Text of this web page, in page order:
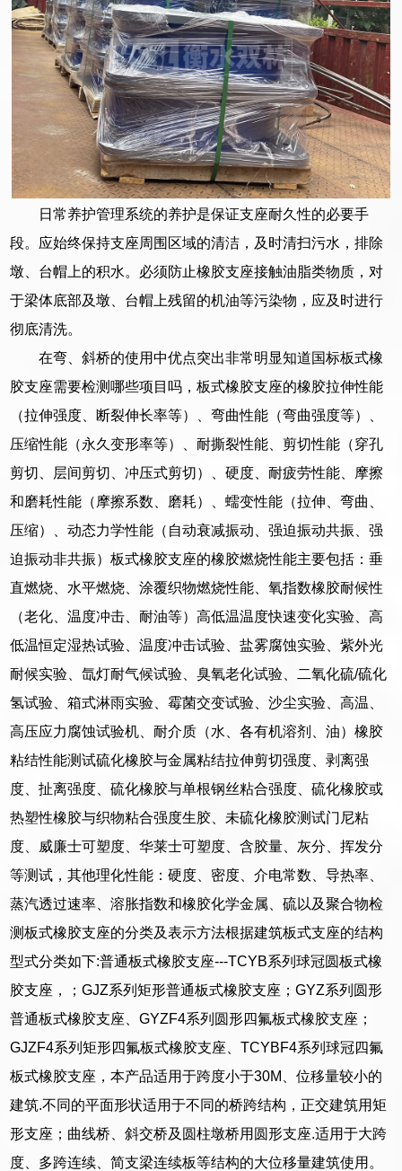
日常养护管理系统的养护是保证支座耐久性的必要手
段。应始终保持支座周围区域的清洁，及时清扫污水，排除
墩、台帽上的积水。必须防止橡胶支座接触油脂类物质，对
于梁体底部及墩、台帽上残留的机油等污染物，应及时进行
彻底清洗。
在弯、斜桥的使用中优点突出非常明显知道国标板式橡
胶支座需要检测哪些项目吗，板式橡胶支座的橡胶拉伸性能
（拉伸强度、断裂伸长率等）、弯曲性能（弯曲强度等）、
压缩性能（永久变形率等）、耐撕裂性能、剪切性能（穿孔
剪切、层间剪切、冲压式剪切）、硬度、耐疲劳性能、摩擦
和磨耗性能（摩擦系数、磨耗）、蠕变性能（拉伸、弯曲、
压缩）、动态力学性能（自动衰减振动、强迫振动共振、强
迫振动非共振）板式橡胶支座的橡胶燃烧性能主要包括：垂
直燃烧、水平燃烧、涂覆织物燃烧性能、氧指数橡胶耐候性
（老化、温度冲击、耐油等）高低温温度快速变化实验、高
低温恒定湿热试验、温度冲击试验、盐雾腐蚀实验、紫外光
耐候实验、氙灯耐气候试验、臭氧老化试验、二氧化硫/硫化
氢试验、箱式淋雨实验、霉菌交变试验、沙尘实验、高温、
高压应力腐蚀试验机、耐介质（水、各有机溶剂、油）橡胶
粘结性能测试硫化橡胶与金属粘结拉伸剪切强度、剥离强
度、扯离强度、硫化橡胶与单根钢丝粘合强度、硫化橡胶或
热塑性橡胶与织物粘合强度生胶、未硫化橡胶测试门尼粘
度、威廉士可塑度、华莱士可塑度、含胶量、灰分、挥发分
等测试，其他理化性能：硬度、密度、介电常数、导热率、
蒸汽透过速率、溶胀指数和橡胶化学金属、硫以及聚合物检
测板式橡胶支座的分类及表示方法根据建筑板式支座的结构
型式分类如下:普通板式橡胶支座---TCYB系列球冠圆板式橡
胶支座，；GJZ系列矩形普通板式橡胶支座；GYZ系列圆形
普通板式橡胶支座、GYZF4系列圆形四氟板式橡胶支座；
GJZF4系列矩形四氟板式橡胶支座、TCYBF4系列球冠四氟
板式橡胶支座，本产品适用于跨度小于30M、位移量较小的
建筑.不同的平面形状适用于不同的桥跨结构，正交建筑用矩
形支座；曲线桥、斜交桥及圆柱墩桥用圆形支座.适用于大跨
度、多跨连续、简支梁连续板等结构的大位移量建筑使用。